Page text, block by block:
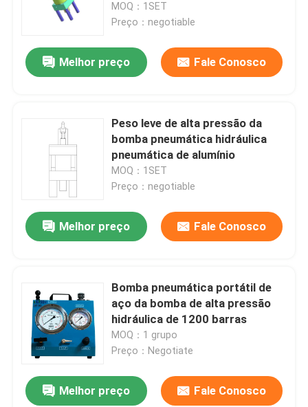
MOQ：1SET
Preço：negotiable
Melhor preço Fale Conosco
Peso leve de alta pressão da
bomba pneumática hidráulica
pneumática de alumínio
MOQ：1SET
Preço：negotiable
Melhor preço Fale Conosco
Bomba pneumática portátil de
aço da bomba de alta pressão
hidráulica de 1200 barras
MOQ：1 grupo
Preço：Negotiate
Melhor preço Fale Conosco